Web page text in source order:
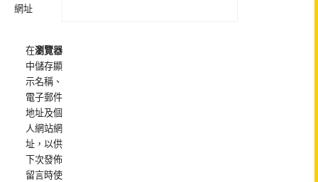
網址
在瀏覽器
中儲存顯
示名稱、
電子郵件
地址及個
人網站網
址，以供
下次發佈
留言時使